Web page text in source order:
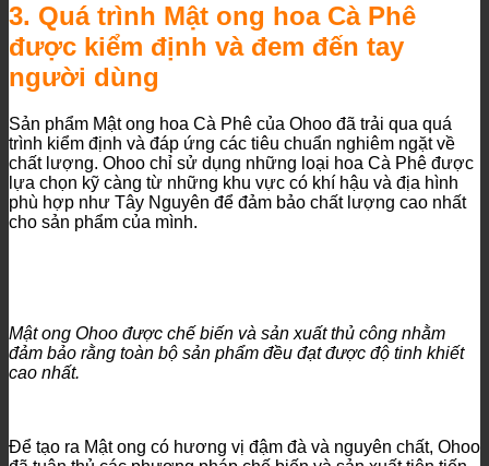
3. Quá trình Mật ong hoa Cà Phê
được kiểm định và đem đến tay
người dùng
Sản phẩm Mật ong hoa Cà Phê của Ohoo đã trải qua quá
trình kiểm định và đáp ứng các tiêu chuẩn nghiêm ngặt về
chất lượng. Ohoo chỉ sử dụng những loại hoa Cà Phê được
lựa chọn kỹ càng từ những khu vực có khí hậu và địa hình
phù hợp như Tây Nguyên để đảm bảo chất lượng cao nhất
cho sản phẩm của mình.
Mật ong Ohoo được chế biến và sản xuất thủ công nhằm
đảm bảo rằng toàn bộ sản phẩm đều đạt được độ tinh khiết
cao nhất.
Để tạo ra Mật ong có hương vị đậm đà và nguyên chất, Ohoo